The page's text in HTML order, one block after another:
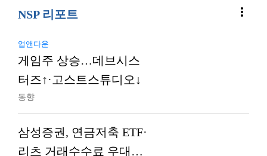
NSP 리포트 more_vert
업앤다운
게임주 상승…데브시스
터즈↑·고스트스튜디오↓
동향
삼성증권, 연금저축 ETF·
리츠 거래수수료 우대…